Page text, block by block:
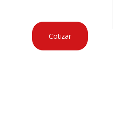
Cotizar